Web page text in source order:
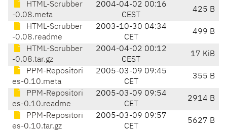
HTML-Scrubber
-0.08.meta
2004-04-02 00:16
CEST
425 B
HTML-Scrubber
-0.08.readme
2003-10-30 04:34
CET
499 B
HTML-Scrubber
-0.08.tar.gz
2004-04-02 00:12
CEST
17 KiB
PPM-Repositori
es-0.10.meta
2005-03-09 09:45
CET
355 B
PPM-Repositori
es-0.10.readme
2005-03-09 09:54
CET
2914 B
PPM-Repositori
es-0.10.tar.gz
2005-03-09 09:57
CET
5627 B